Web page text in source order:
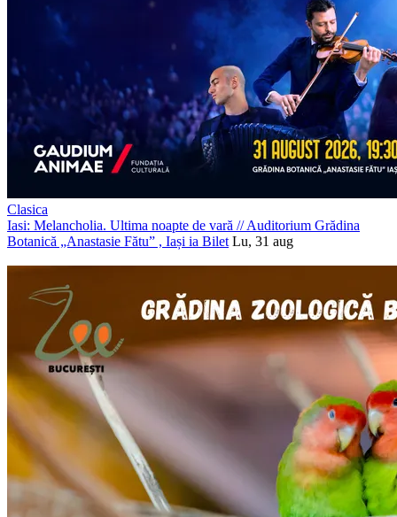
Clasica
Iasi: Melancholia. Ultima noapte de vară //Auditorium Grădina
Botanică „Anastasie Fătu” , Iași ia Bilet Lu, 31 aug